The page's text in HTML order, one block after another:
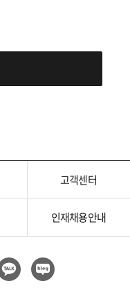
고객센터
인재채용안내